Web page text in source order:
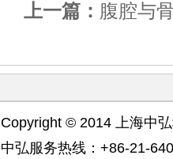
上一篇： 腹腔与
Copyright © 2014 上海中
中弘服务热线：+86-21-